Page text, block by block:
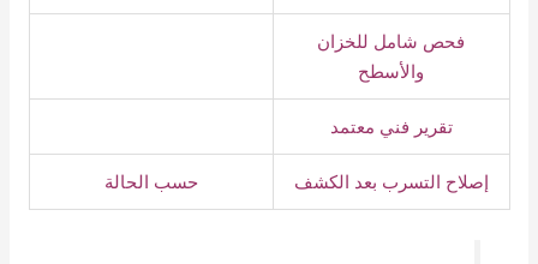
فحص شامل للخزان
والأسطح
تقرير فني معتمد
إصلاح التسرب بعد الكشف حسب الحالة